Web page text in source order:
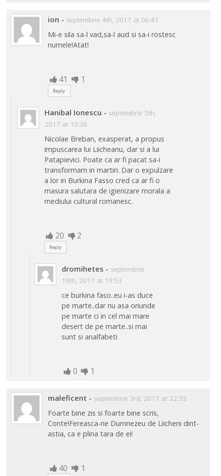
ion - septembrie 4th, 2017 at 06:47
Mi-e sila sa-l vad,sa-l aud si sa-i rostesc
numele!Atat!
41 1
Reply
Hanibal Ionescu - septembrie 5th,
2017 at 10:36
Nicolae Breban, exasperat, a propus
impuscarea lui Liicheanu, dar si a lui
Patapievici. Poate ca ar fi pacat sa-i
transformam in martiri. Dar o expulzare
a lor in Burkina Fasso cred ca ar fi o
masura salutara de igienizare morala a
mediului cultural romanesc.
20 2
Reply
dromihetes - septembrie
19th, 2017 at 19:53
ce burkina faso..eu i-as duce
pe marte..dar nu asa oriunde
pe marte ci in cel mai mare
desert de pe marte..si mai
sunt si analfabeti
0 1
maleficent - septembrie 3rd, 2017 at 22:33
Foarte bine zis si foarte bine scris,
Conte!Fereasca-ne Dumnezeu de Liicheni dint-
astia, ca e plina tara de ei!
40 1